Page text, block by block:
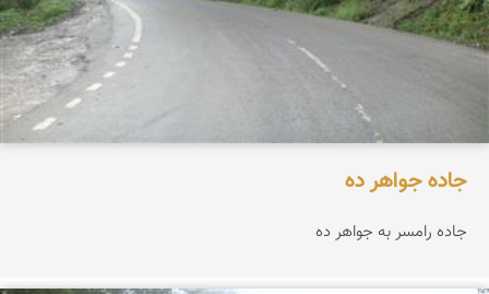
جاده جواهر ده
جاده رامسر به جواهر ده